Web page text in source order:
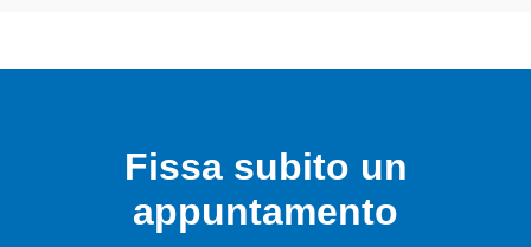
Fissa subito un
appuntamento